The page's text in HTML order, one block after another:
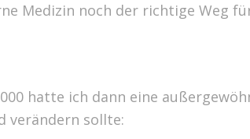
Medizin noch der richtige Weg
hatte ich dann eine
verändern sollte: